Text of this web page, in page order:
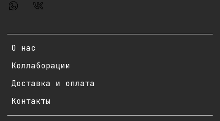
О нас
Коллаборации
Доставка и оплата
Контакты